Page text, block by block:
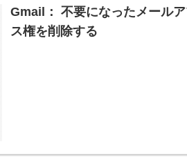
Gmail： 不要になったメールア
ス権を削除する